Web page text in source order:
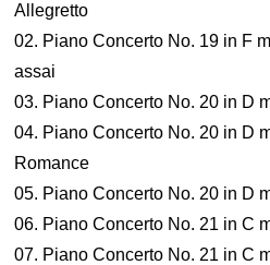
Allegretto
02. Piano Concerto No. 19 in F
assai
03. Piano Concerto No. 20 in D
04. Piano Concerto No. 20 in D
Romance
05. Piano Concerto No. 20 in D
06. Piano Concerto No. 21 in C
07. Piano Concerto No. 21 in C